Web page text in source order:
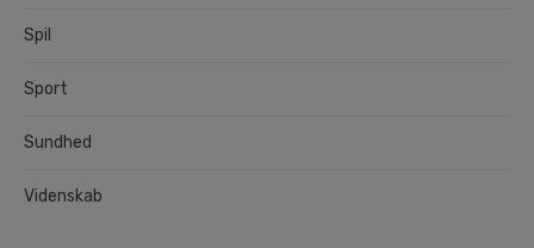
Spil
Sport
Sundhed
Videnskab